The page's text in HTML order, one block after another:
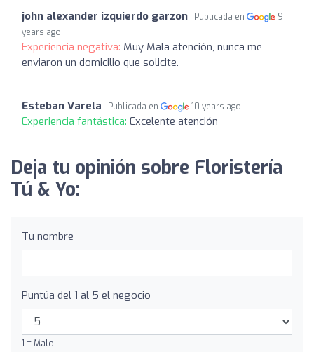
john alexander izquierdo garzon Publicada en
9
years ago
Experiencia negativa: Muy Mala atención, nunca me
enviaron un domicilio que solicite.
Esteban Varela Publicada en 10 years ago
Experiencia fantástica: Excelente atención
Deja tu opinión sobre Floristería
Tú & Yo:
Tu nombre
Puntúa del 1 al 5 el negocio
1 = Malo